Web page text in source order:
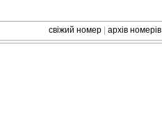
свіжий номер архів номерів